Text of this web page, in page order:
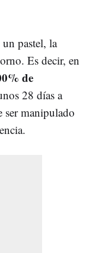
pastel, la
Es decir, en
de
28 días a
ser manipulado